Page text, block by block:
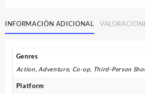
INFORMACIÓN ADICIONAL
Genres
Action, Adventure, Co-op, Third-Person
Platform